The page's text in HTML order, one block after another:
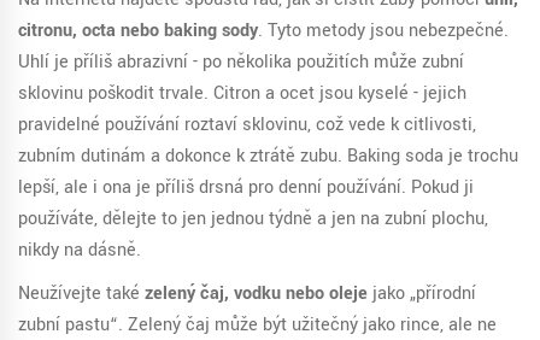
citronu, octa nebo baking sody. Tyto metody jsou nebezpečné.
Uhlí je příliš abrazivní - po několika použitích může zubní
sklovinu poškodit trvale. Citron a ocet jsou kyselé - jejich
pravidelné používání roztaví sklovinu, což vede k citlivosti,
zubním dutinám a dokonce k ztrátě zubu. Baking soda je trochu
lepší, ale i ona je příliš drsná pro denní používání. Pokud ji
používáte, dělejte to jen jednou týdně a jen na zubní plochu,
nikdy na dásně.
Neužívejte také zelený čaj, vodku nebo oleje jako „přírodní
zubní pastu“. Zelený čaj může být užitečný jako rince, ale ne